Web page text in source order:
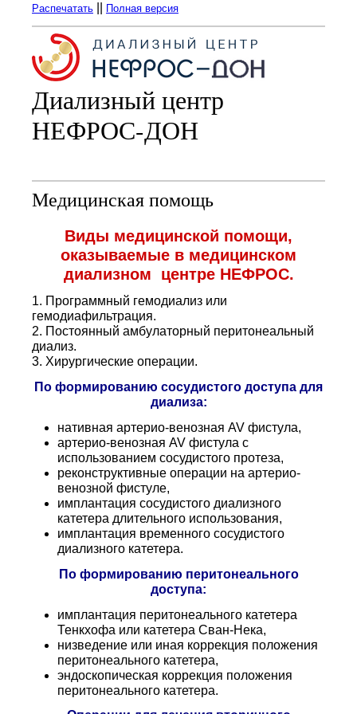
Распечатать Полная версия
Диализный центр
НЕФРОС-ДОН
Медицинская помощь
Виды медицинской помощи,
оказываемые в медицинском
диализном центре НЕФРОС.
1. Программный гемодиализ или
гемодиафильтрация.
2. Постоянный амбулаторный перитонеальный
диализ.
3. Хирургические операции.
По формированию сосудистого доступа для
диализа:
нативная артерио-венозная AV фистула,
артерио-венозная AV фистула с
использованием сосудистого протеза,
реконструктивные операции на артерио-
венозной фистуле,
имплантация сосудистого диализного
катетера длительного использования,
имплантация временного сосудистого
диализного катетера.
По формированию перитонеального
доступа:
имплантация перитонеального катетера
Тенкхофа или катетера Сван-Нека,
низведение или иная коррекция положения
перитонеального катетера,
эндоскопическая коррекция положения
перитонеального катетера.